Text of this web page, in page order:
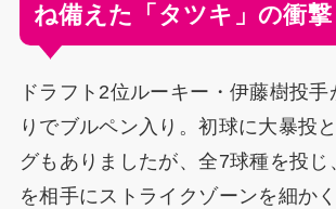
ね備えた「タツキ」の衝撃
ドラフト2位ルーキー・伊藤樹投
りでブルペン入り。初球に大暴投
グもありましたが、全7球種を投じ
を相手にストライクゾーンを細か